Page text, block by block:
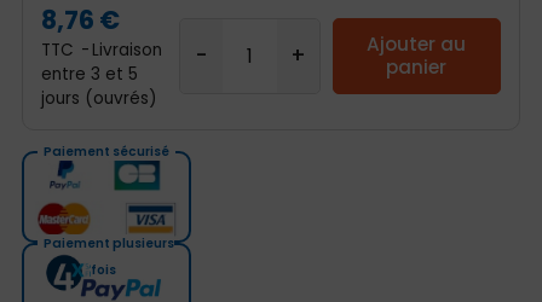
8,76 €
TTC
Livraison
entre 3 et 5
jours (ouvrés)
Ajouter au
panier
Paiement sécurisé
Paiement plusieurs
fois